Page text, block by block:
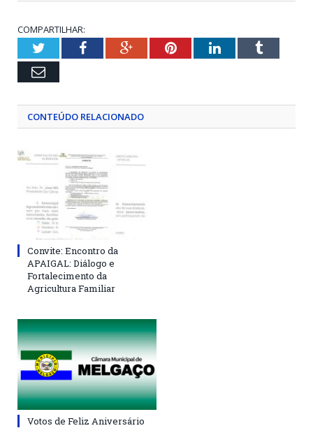
COMPARTILHAR:
TwitterFacebookGoogle+PinterestLinkedInTumblr
Email
CONTEÚDO RELACIONADO
Convite: Encontro da
APAIGAL: Diálogo e
Fortalecimento da
Agricultura Familiar
Votos de Feliz Aniversário